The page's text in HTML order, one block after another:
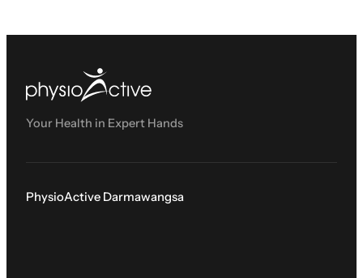
Your Health in Expert Hands
PhysioActive Darmawangsa